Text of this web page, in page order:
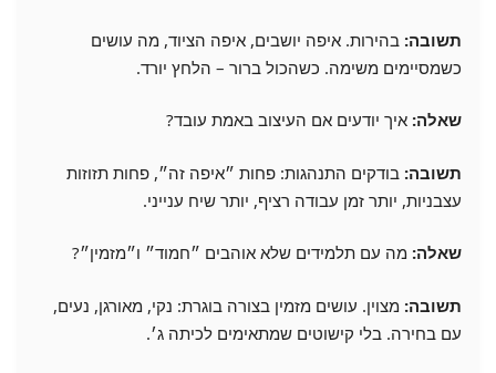
תשובה: בהירות. איפה יושבים, איפה הציוד, מה עושים
כשמסיימים משימה. כשהכול ברור – הלחץ יורד.
שאלה: איך יודעים אם העיצוב באמת עובד?
תשובה: בודקים התנהגות: פחות ״איפה זה״, פחות תזוזות
עצבניות, יותר זמן עבודה רציף, יותר שיח ענייני.
שאלה: מה עם תלמידים שלא אוהבים ״חמוד״ ו״מזמין״?
תשובה: מצוין. עושים מזמין בצורה בוגרת: נקי, מאורגן, נעים,
עם בחירה. בלי קישוטים שמתאימים לכיתה ג׳.